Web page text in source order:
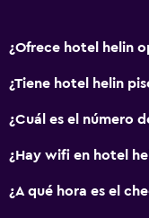
¿Ofrece hotel helin
¿Tiene hotel helin
¿Cuál es el número
¿Hay wifi en hotel
¿A qué hora es el